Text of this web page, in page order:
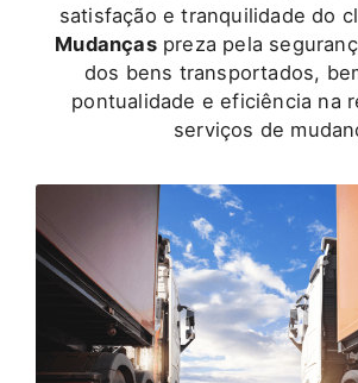
satisfação e tranquilidade do
Mudançaspreza pela
dos bens transportados,
pontualidade e eficiência na
serviços de